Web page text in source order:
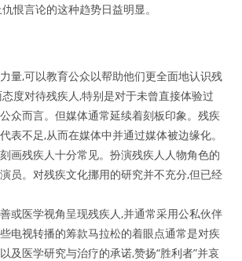
恨言论的这种趋势日益明显。
量,可以教育公众以帮助他们更全面地认识残
度对待残疾人,特别是对于未曾直接体验过
众而言。但媒体通常延续着刻板印象。残疾
表不足,从而在媒体中并通过媒体被边缘化。
画残疾人十分常见。扮演残疾人人物角色的
员。对残疾文化挪用的研究并不充分,但已经
或医学视角呈现残疾人,并通常采用公私伙伴
电视转播的筹款马拉松的着眼点通常是对疾
及医学研究与治疗的承诺,赞扬“胜利者”并哀